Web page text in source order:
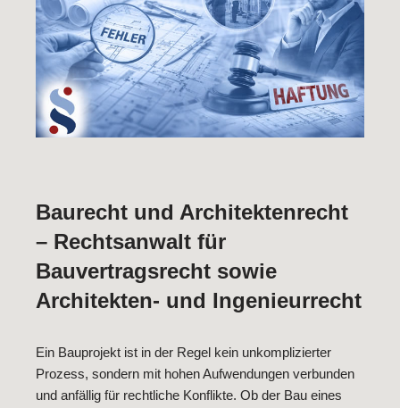
Baurecht und Architektenrecht
– Rechtsanwalt für
Bauvertragsrecht sowie
Architekten- und Ingenieurrecht
Ein Bauprojekt ist in der Regel kein unkomplizierter
Prozess, sondern mit hohen Aufwendungen verbunden
und anfällig für rechtliche Konflikte. Ob der Bau eines